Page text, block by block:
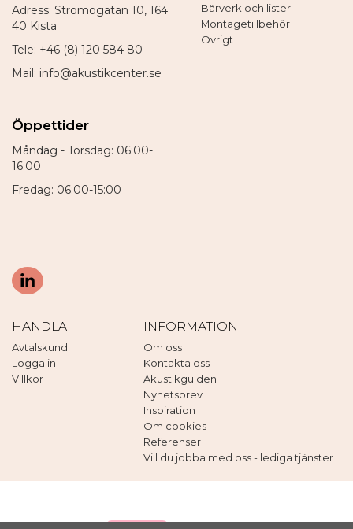
Adress: Strömögatan 10, 164
40 Kista
Tele: +46 (8) 120 584 80
Mail: info@akustikcenter.se
Öppettider
Måndag - Torsdag: 06:00-
16:00
Fredag: 06:00-15:00
Bärverk och lister
Montagetillbehör
Övrigt
HANDLA
Avtalskund
Logga in
Villkor
INFORMATION
Om oss
Kontakta oss
Akustikguiden
Nyhetsbrev
Inspiration
Om cookies
Referenser
Vill du jobba med oss - lediga tjänster